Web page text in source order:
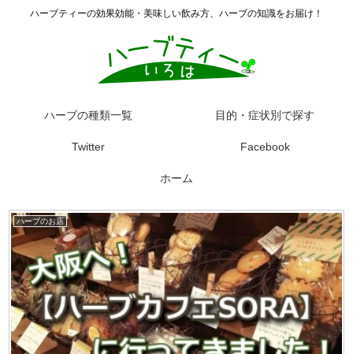
ハーブティーの効果効能・美味しい飲み方、ハーブの知識をお届け！
ハーブの種類一覧 目的・症状別で探す
Twitter Facebook
ホーム
ハーブのお店